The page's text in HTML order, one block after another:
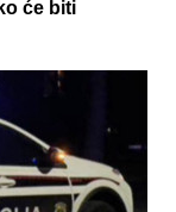
će biti